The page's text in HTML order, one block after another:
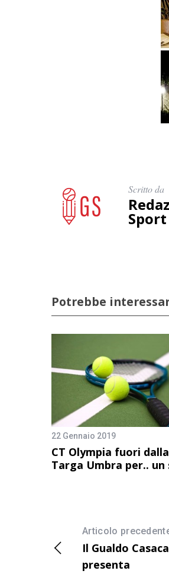
Scritto da
Sport
Potrebbe
22 Gennaio 2019
CT Olympia fuori dalla
Targa Umbra per.. un
Articolo
Il Gualdo
presenta